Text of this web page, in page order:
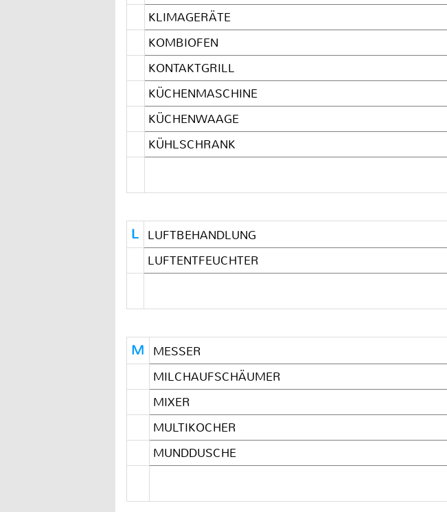
KLIMAGERÄTE
KOMBIOFEN
KONTAKTGRILL
KÜCHENMASCHINE
KÜCHENWAAGE
KÜHLSCHRANK
L LUFTBEHANDLUNG
LUFTENTFEUCHTER
M MESSER
MILCHAUFSCHÄUMER
MIXER
MULTIKOCHER
MUNDDUSCHE